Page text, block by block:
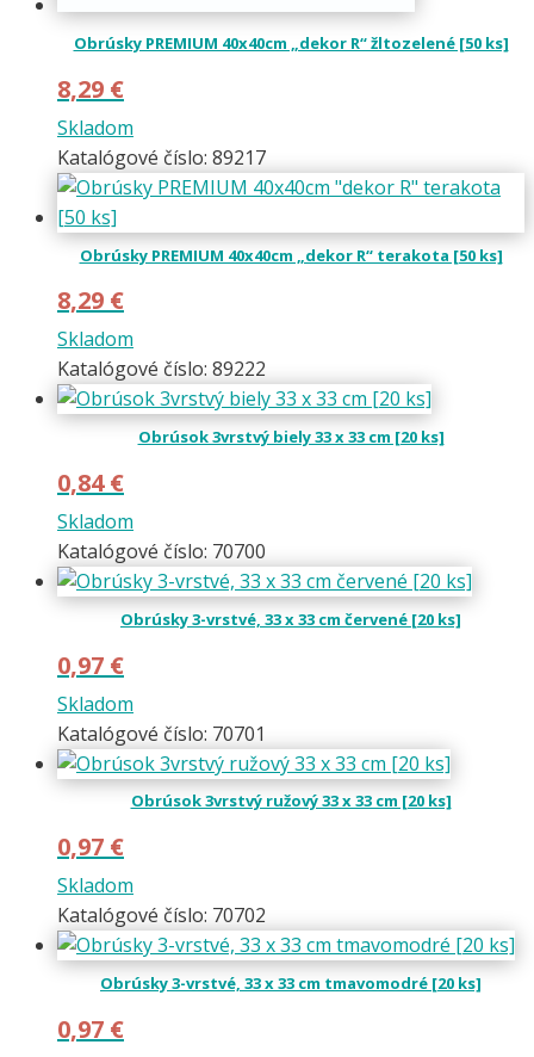
Obrúsky PREMIUM 40x40cm „dekor R“ žltozelené [50 ks]
8,29 €
Skladom
Katalógové číslo: 89217
Obrúsky PREMIUM 40x40cm „dekor R“ terakota [50 ks]
8,29 €
Skladom
Katalógové číslo: 89222
Obrúsok 3vrstvý biely 33 x 33 cm [20 ks]
0,84€
Skladom
Katalógové číslo: 70700
Obrúsky 3-vrstvé, 33 x 33 cm červené [20 ks]
0,97 €
Skladom
Katalógové číslo: 70701
Obrúsok 3vrstvý ružový 33 x 33 cm [20 ks]
0,97 €
Skladom
Katalógové číslo: 70702
Obrúsky 3-vrstvé, 33 x 33 cm tmavomodré [20 ks]
0,97 €